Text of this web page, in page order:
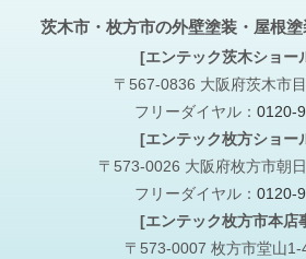
茨木市・枚方市の外壁塗装・屋根
[エンテック茨木ショー
〒567-0836 大阪府茨木市
フリーダイヤル： 0120-
[エンテック枚方ショー
〒573-0026 大阪府枚方市朝
フリーダイヤル： 0120-
[エンテック枚方市本店
〒573-0007 枚方市堂山1-